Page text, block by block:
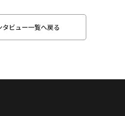
タビュー一覧へ戻る